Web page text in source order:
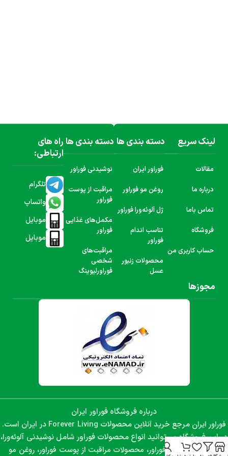
لینک سریع
مقالات
درباره ما
تماس باما
فروشگاه
حساب کاربری من
دسته بندی ها
فوراور ایران
روغن مو فوراور
ژل آلوئه‌ورا فوراور
تناسب اندام
فوراور
محصولات زنبور
عسل
دسته بندی ها
نوشیدنی فوراور
مراقبت از پوست
فوراور
مکمل‌های غذایی
فوراور
مراقبت‌های
شخصی
فوراورلیوینگ
راه های
ارتباطی:
تلگرام
واتساپ
موبایل
موبایل
مجوزها
درباره فروشگاه فوراور ایران
فوراور ایران مرجع خرید آنلاین محصولات Forever Living در ایران است.
در این فروشگاه می‌توانید انواع محصولات فوراور شامل نوشیدنی آلوئه‌ورا،
مکمل‌های غذایی فوراور، محصولات مراقبت از پوست فوراور، روغن مو